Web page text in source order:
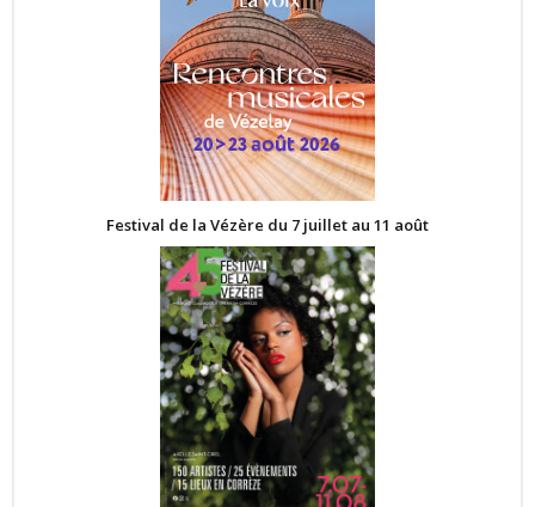
Festival de la Vézère du 7 juillet au 11 août